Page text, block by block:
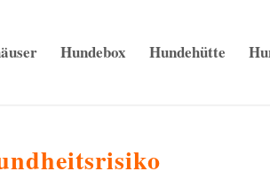
Hundebox Hundehütte